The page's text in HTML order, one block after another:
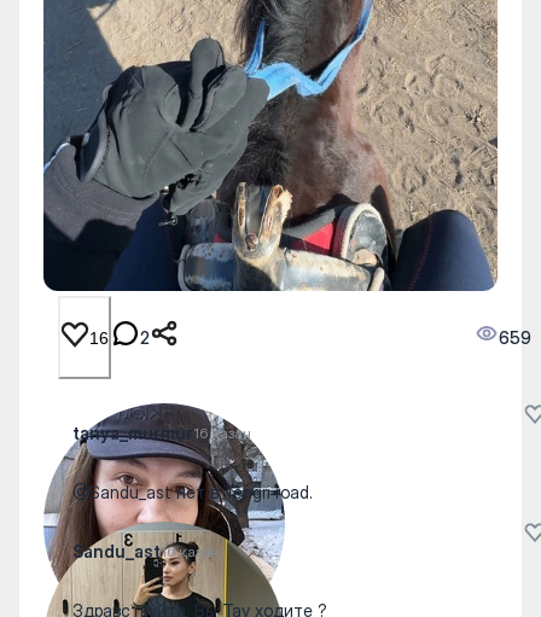
16 2 659
tanya_murmur16 қазан
@Sandu_ast нет в Tengri road.
Sandu_ast16 қазан
Здравствуйте. Вы Тау ходите ?